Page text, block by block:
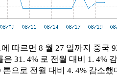
따르면 8 월 27 일까지 중국
31. 4% 로 전월 대비 1. 4%
톤으로 전월 대비 4. 4% 감소